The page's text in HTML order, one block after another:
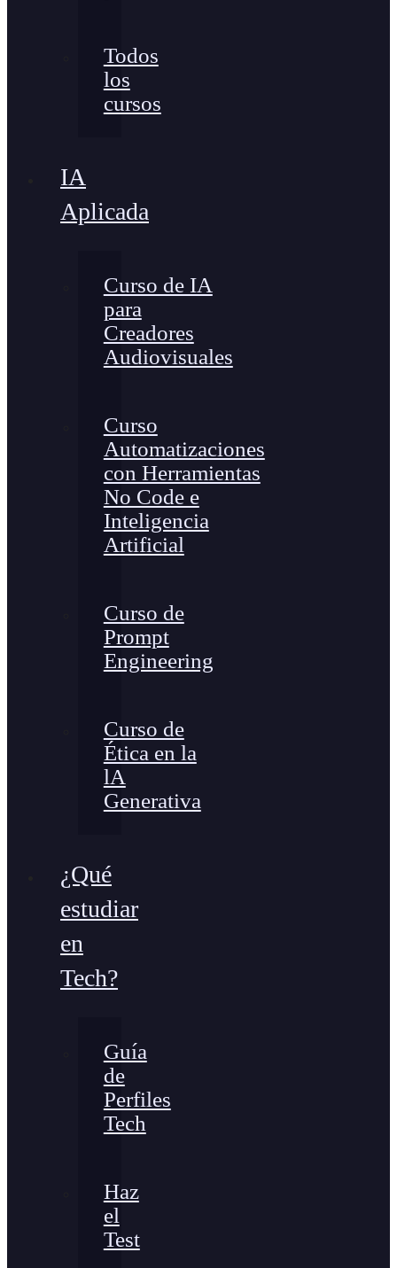
Todos
los
cursos
IA
Aplicada
Curso de IA
para
Creadores
Audiovisuales
Curso
Automatizaciones
con Herramientas
No Code e
Inteligencia
Artificial
Curso de
Prompt
Engineering
Curso de
Ética en la
lA
Generativa
¿Qué
estudiar
en
Tech?
Guía
de
Perfiles
Tech
Haz
el
Test